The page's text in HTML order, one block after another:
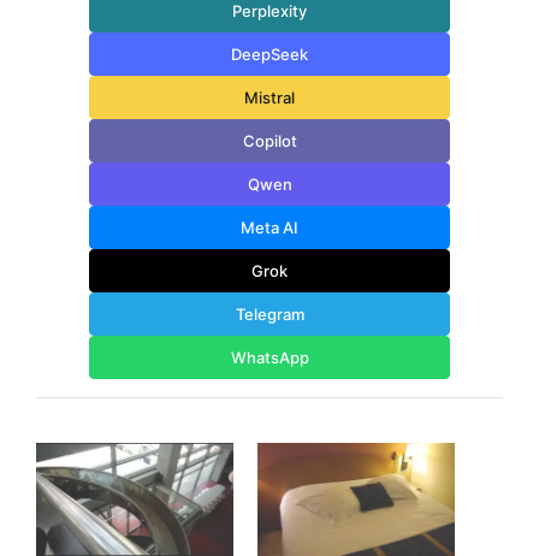
Perplexity
DeepSeek
Mistral
Copilot
Qwen
Meta AI
Grok
Telegram
WhatsApp